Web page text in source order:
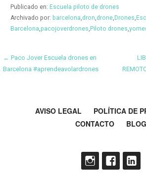
Publicado en: Escuela piloto de drones
Archivado por: barcelona,dron,drone, Drones,
Barcelona,pacojoverdrones, Piloto drones,
Navegación
← Paco Jover Escuela drones en
Barcelona #aprendeavolardrones
AVISO LEGAL
POLÍTICA DE
CONTACTO
BLOG